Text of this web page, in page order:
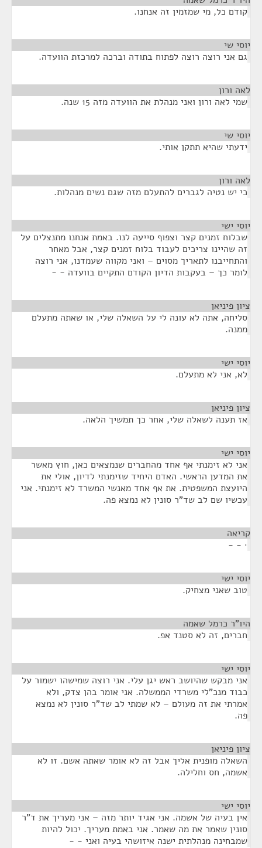
קודם כל, מי שמזמין זה אנחנו.
יוסי שי
גם אני רוצה רוצה לפתוח בתודה וברכה למרכזת הוועדה.
לאה ורון
שמי לאה ורון ואני מנהלת את הוועדה מזה 15 שנה.
יוסי שי
ידעתי שהיא תתקן אותי.
לאה ורון
כי יש נטיה לגברים להתעלם מזה שגם נשים מנהלות.
יוסי ישי
שבלוח זמנים קצר וצפוף סייעה לנו. באמת אנחנו מתנצלים על
זה שהיינו צריכים לעבוד בלוח זמנים קצר, אבל מאחר
והתחייבנו לתאריך מסוים – ואני מקווה שעמדנו, אני רוצה
לומר כך – בעקבות הדיון הקודם התקיים בוועדה - -
ציון פיניאן
סליחה, אתה לא עונה לי על השאלה שלי, או שאתה מתעלם
ממנה.
יוסי ישי
לא, אני לא מתעלם.
ציון פיניאן
אז תענה לשאלה שלי, אחר כך תמשיך הלאה.
יוסי ישי
אני לא זימנתי אף אחד מהחברים שנמצאים כאן, חוץ מאשר
את המדען הראשי. האדם היחיד שזימנתי לדיון, אולי את
היועצת המשפטית. את אף אחד מאנשי המשרד לא זימנתי. אני
עכשיו שם לב שד"ר סונין לא נמצא פה.
קריאה
· - -
יוסי ישי
טוב שאני מצחיק.
היו"ר כרמל שאמה
חברים, זה לא סטנד אפ.
יוסי ישי
אני מבקש שהיושב ראש יגן עלי. אני רוצה שמישהו ישמור על
כבוד מנכ"לי משרדי הממשלה. אני אומר בהן צדק, ולא
אמרתי את זה מעולם – לא שמתי לב שד"ר סונין לא נמצא
פה.
ציון פיניאן
השאלה מופנית אליך אבל זה לא אומר שאתה אשם. זו לא
אשמה, חס וחלילה.
יוסי ישי
אין בעיה של אשמה. אני אגיד יותר מזה – אני מעריך את ד"ר
סונין שאמר את מה שאמר. אני באמת מעריך. יכול להיות
שמבחינה מנהלתית ישנה איזושהי בעיה ואני - -